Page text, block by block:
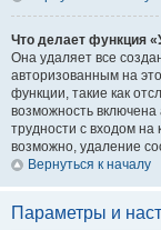
Что делает функция
Она удаляет все
авторизованным на
функции, такие как
возможность
трудности с входом
возможно, удаление
Вернуться к началу
Параметры и